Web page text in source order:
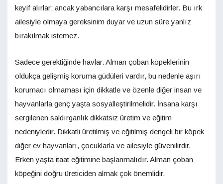
keyif alırlar; ancak yabancılara karşı mesafelidirler. Bu ırk
ailesiyle olmaya gereksinim duyar ve uzun süre yanlız
bırakılmak istemez.
Sadece gerektiğinde havlar. Alman çoban köpeklerinin
oldukça gelişmiş koruma güdüleri vardır, bu nedenle aşırı
korumacı olmaması için dikkatle ve özenle diğer insan ve
hayvanlarla genç yaşta sosyalleştirilmelidir. İnsana karşı
sergilenen saldırganlık dikkatsiz üretim ve eğitim
nedeniyledir. Dikkatli üretilmiş ve eğitilmiş dengeli bir köpek
diğer ev hayvanları, çocuklarla ve ailesiyle güvenilirdir.
Erken yaşta itaat eğitimine başlanmalıdır. Alman çoban
köpeğini doğru üreticiden almak çok önemlidir.